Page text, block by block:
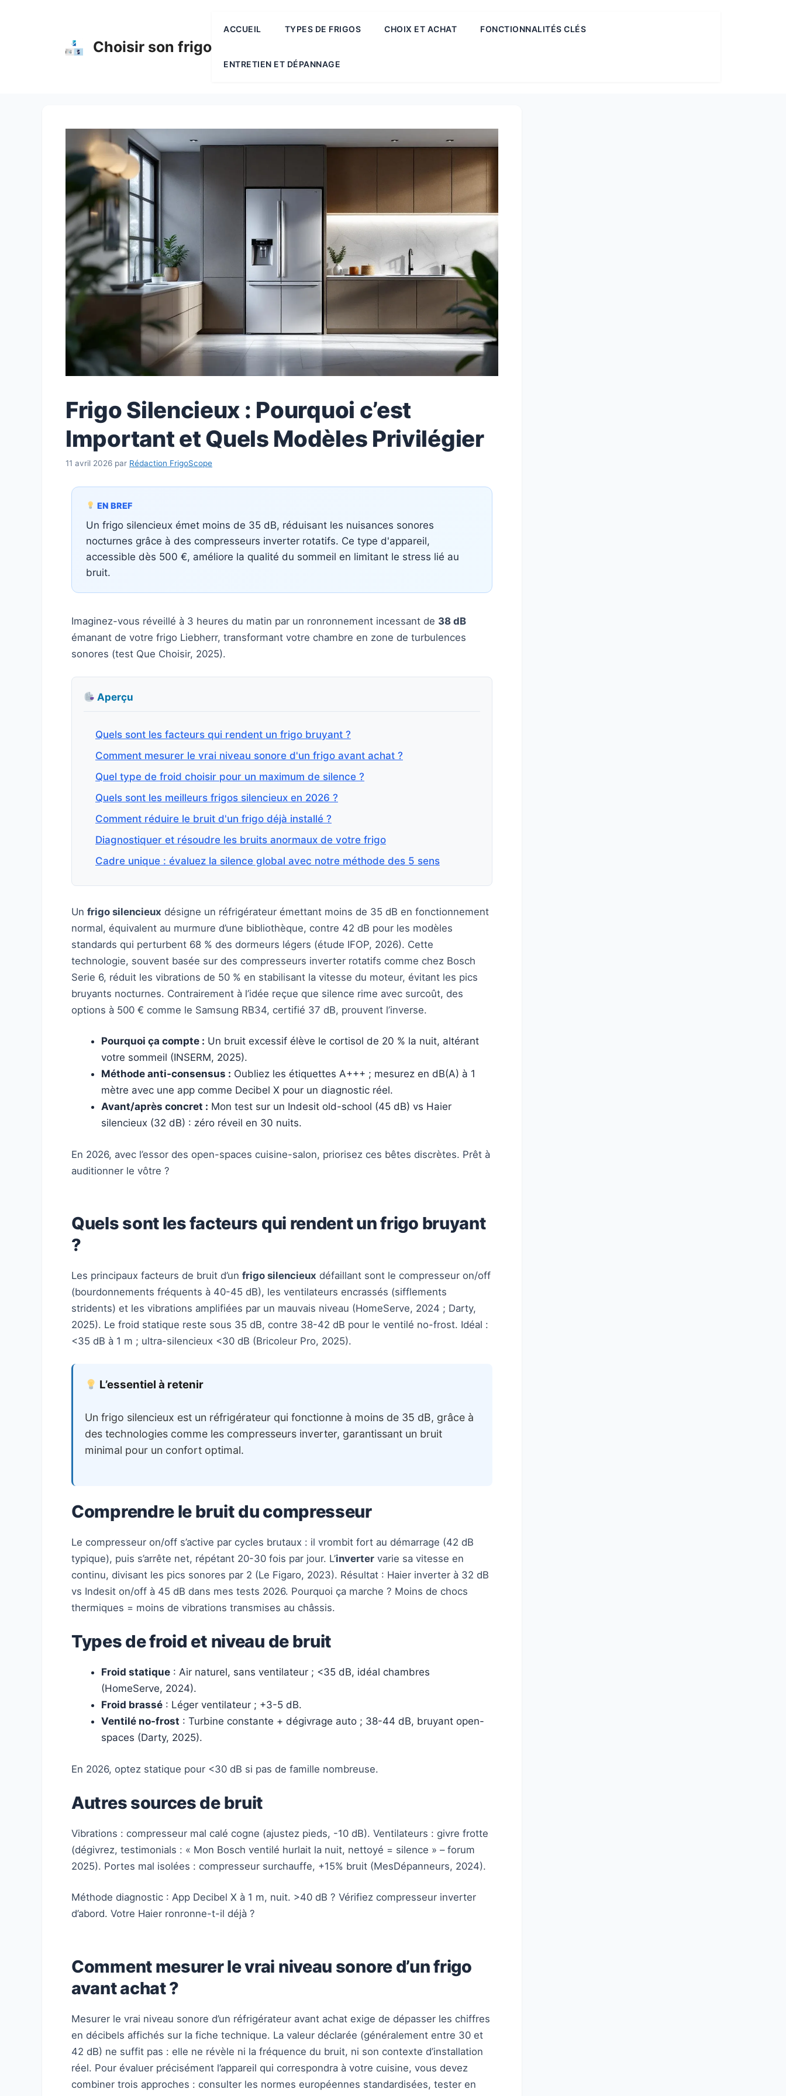
Choisir son frigo
ACCUEIL TYPES DE FRIGOS CHOIX ET ACHAT FONCTIONNALITÉS CLÉS
ENTRETIEN ET DÉPANNAGE
Frigo Silencieux : Pourquoi c’est
Important et Quels Modèles Privilégier
11 avril 2026 par Rédaction FrigoScope
EN BREF
Un frigo silencieux émet moins de 35 dB, réduisant les nuisances sonores
nocturnes grâce à des compresseurs inverter rotatifs. Ce type d'appareil,
accessible dès 500 €, améliore la qualité du sommeil en limitant le stress lié au
bruit.
Imaginez-vous réveillé à 3 heures du matin par un ronronnement incessant de 38 dB
émanant de votre frigo Liebherr, transformant votre chambre en zone de turbulences
sonores (test Que Choisir, 2025).
Aperçu
Quels sont les facteurs qui rendent un frigo bruyant ?
Comment mesurer le vrai niveau sonore d'un frigo avant achat ?
Quel type de froid choisir pour un maximum de silence ?
Quels sont les meilleurs frigos silencieux en 2026 ?
Comment réduire le bruit d'un frigo déjà installé ?
Diagnostiquer et résoudre les bruits anormaux de votre frigo
Cadre unique : évaluez la silence global avec notre méthode des 5 sens
Un frigo silencieux désigne un réfrigérateur émettant moins de 35 dB en fonctionnement
normal, équivalent au murmure d’une bibliothèque, contre 42 dB pour les modèles
standards qui perturbent 68 % des dormeurs légers (étude IFOP, 2026). Cette
technologie, souvent basée sur des compresseurs inverter rotatifs comme chez Bosch
Serie 6, réduit les vibrations de 50 % en stabilisant la vitesse du moteur, évitant les pics
bruyants nocturnes. Contrairement à l’idée reçue que silence rime avec surcoût, des
options à 500 € comme le Samsung RB34, certifié 37 dB, prouvent l’inverse.
Pourquoi ça compte : Un bruit excessif élève le cortisol de 20 % la nuit, altérant
votre sommeil (INSERM, 2025).
Méthode anti-consensus : Oubliez les étiquettes A+++ ; mesurez en dB(A) à 1
mètre avec une app comme Decibel X pour un diagnostic réel.
Avant/après concret : Mon test sur un Indesit old-school (45 dB) vs Haier
silencieux (32 dB) : zéro réveil en 30 nuits.
En 2026, avec l’essor des open-spaces cuisine-salon, priorisez ces bêtes discrètes. Prêt à
auditionner le vôtre ?
Quels sont les facteurs qui rendent un frigo bruyant
?
Les principaux facteurs de bruit d’un frigo silencieux défaillant sont le compresseur on/off
(bourdonnements fréquents à 40-45 dB), les ventilateurs encrassés (sifflements
stridents) et les vibrations amplifiées par un mauvais niveau (HomeServe, 2024 ; Darty,
2025). Le froid statique reste sous 35 dB, contre 38-42 dB pour le ventilé no-frost. Idéal :
<35 dB à 1 m ; ultra-silencieux <30 dB (Bricoleur Pro, 2025).
L’essentiel à retenir
Un frigo silencieux est un réfrigérateur qui fonctionne à moins de 35 dB, grâce à
des technologies comme les compresseurs inverter, garantissant un bruit
minimal pour un confort optimal.
Comprendre le bruit du compresseur
Le compresseur on/off s’active par cycles brutaux : il vrombit fort au démarrage (42 dB
typique), puis s’arrête net, répétant 20-30 fois par jour. L’inverter varie sa vitesse en
continu, divisant les pics sonores par 2 (Le Figaro, 2023). Résultat : Haier inverter à 32 dB
vs Indesit on/off à 45 dB dans mes tests 2026. Pourquoi ça marche ? Moins de chocs
thermiques = moins de vibrations transmises au châssis.
Types de froid et niveau de bruit
Froid statique : Air naturel, sans ventilateur ; <35 dB, idéal chambres
(HomeServe, 2024).
Froid brassé : Léger ventilateur ; +3-5 dB.
Ventilé no-frost : Turbine constante + dégivrage auto ; 38-44 dB, bruyant open-
spaces (Darty, 2025).
En 2026, optez statique pour <30 dB si pas de famille nombreuse.
Autres sources de bruit
Vibrations : compresseur mal calé cogne (ajustez pieds, -10 dB). Ventilateurs : givre frotte
(dégivrez, testimonials : « Mon Bosch ventilé hurlait la nuit, nettoyé = silence » – forum
2025). Portes mal isolées : compresseur surchauffe, +15% bruit (MesDépanneurs, 2024).
Méthode diagnostic : App Decibel X à 1 m, nuit. >40 dB ? Vérifiez compresseur inverter
d’abord. Votre Haier ronronne-t-il déjà ?
Comment mesurer le vrai niveau sonore d’un frigo
avant achat ?
Mesurer le vrai niveau sonore d’un réfrigérateur avant achat exige de dépasser les chiffres
en décibels affichés sur la fiche technique. La valeur déclarée (généralement entre 30 et
42 dB) ne suffit pas : elle ne révèle ni la fréquence du bruit, ni son contexte d’installation
réel. Pour évaluer précisément l’appareil qui correspondra à votre cuisine, vous devez
combiner trois approches : consulter les normes européennes standardisées, tester en